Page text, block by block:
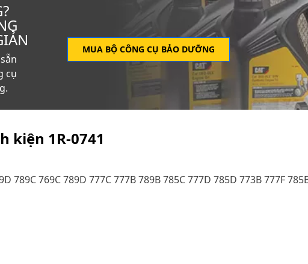
cụ
MUA BỘ CÔNG CỤ BẢO DƯỠNG
kiện 1R-0741
789C 769C 789D 777C 777B 789B 785C 777D 785D 773B 777F